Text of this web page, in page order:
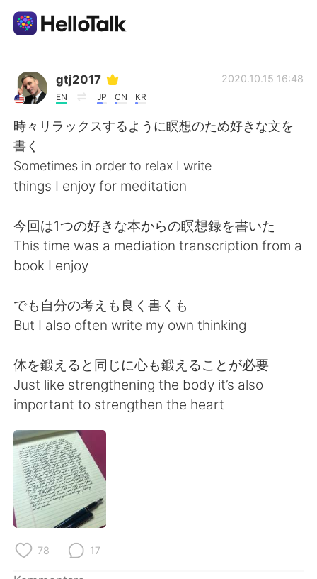
Sprachaustausch-App
Deutsch
繁體中文 Español
日本語 한국어
Русский ไทย
Indonesia Italiano
Türkçe
Português
gtj2017
EN JP CN KR
2020.10.15 16:48
時々リラックスするように瞑想のため好きな文を
書く
Sometimes in order to relax I write
things I enjoy for meditation
今回は1つの好きな本からの瞑想録を書いた
This time was a mediation transcription from a
book I enjoy
でも自分の考えも良く書くも
But I also often write my own thinking
体を鍛えると同じに心も鍛えることが必要
Just like strengthening the body it’s also
important to strengthen the heart
78 17